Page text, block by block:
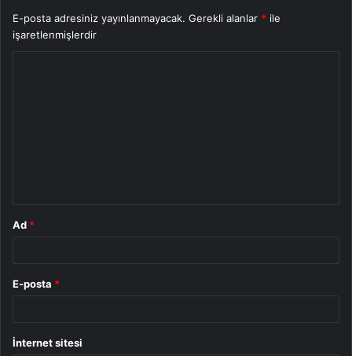
E-posta adresiniz yayınlanmayacak. Gerekli alanlar * ile
işaretlenmişlerdir
Ad *
E-posta *
İnternet sitesi